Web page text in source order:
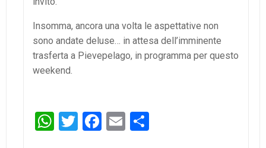
Insomma, ancora una volta le aspettative non
sono andate deluse… in attesa dell’imminente
trasferta a Pievepelago, in programma per questo
weekend.
WhatsApp
TwitterFacebook
Email